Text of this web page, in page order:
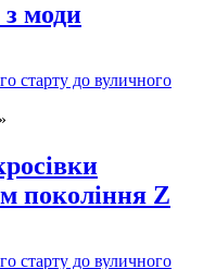
з моди
старту до вуличного
покоління Z
старту до вуличного